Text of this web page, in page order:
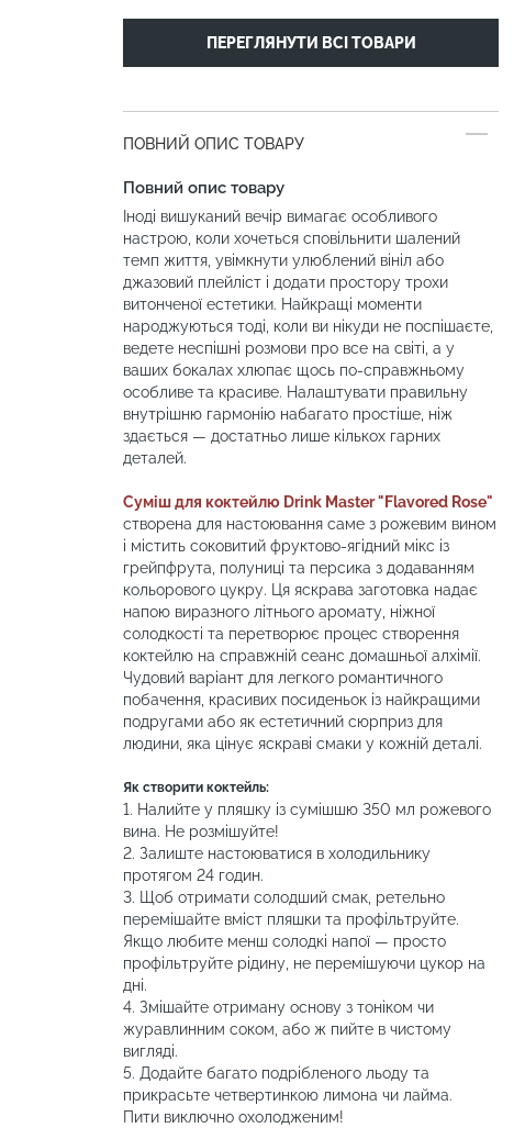
ПЕРЕГЛЯНУТИ ВСІ ТОВАРИ
ПОВНИЙ ОПИС ТОВАРУ
Повний опис товару
Іноді вишуканий вечір вимагає особливого
настрою, коли хочеться сповільнити шалений
темп життя, увімкнути улюблений вініл або
джазовий плейліст і додати простору трохи
витонченої естетики. Найкращі моменти
народжуються тоді, коли ви нікуди не поспішаєте,
ведете неспішні розмови про все на світі, а у
ваших бокалах хлюпає щось по-справжньому
особливе та красиве. Налаштувати правильну
внутрішню гармонію набагато простіше, ніж
здається — достатньо лише кількох гарних
деталей.
Суміш для коктейлю Drink Master "Flavored Rose"
створена для настоювання саме з рожевим вином
і містить соковитий фруктово-ягідний мікс із
грейпфрута, полуниці та персика з додаванням
кольорового цукру. Ця яскрава заготовка надає
напою виразного літнього аромату, ніжної
солодкості та перетворює процес створення
коктейлю на справжній сеанс домашньої алхімії.
Чудовий варіант для легкого романтичного
побачення, красивих посиденьок із найкращими
подругами або як естетичний сюрприз для
людини, яка цінує яскраві смаки у кожній деталі.
Як створити коктейль:
1. Налийте у пляшку із сумішшю 350 мл рожевого
вина. Не розмішуйте!
2. Залиште настоюватися в холодильнику
протягом 24 годин.
3. Щоб отримати солодший смак, ретельно
перемішайте вміст пляшки та профільтруйте.
Якщо любите менш солодкі напої — просто
профільтруйте рідину, не перемішуючи цукор на
дні.
4. Змішайте отриману основу з тоніком чи
журавлинним соком, або ж пийте в чистому
вигляді.
5. Додайте багато подрібленого льоду та
прикрасьте четвертинкою лимона чи лайма.
Пити виключно охолодженим!